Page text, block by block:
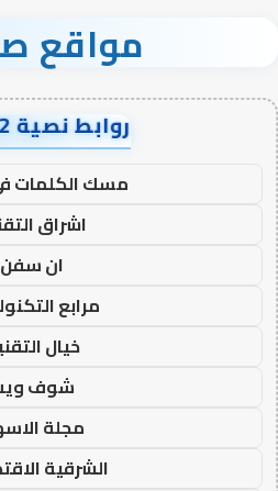
مواقع
روابط نصية AA2492
مسك الكلمات
اشراق
ان سفن
مرابع
خيال
شوف
مجلة
الشرقية